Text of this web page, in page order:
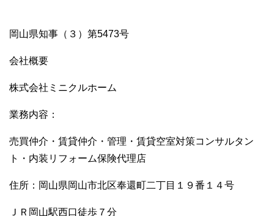
岡山県知事（３）第5473号
会社概要
株式会社ミニクルホーム
業務内容：
売買仲介・賃貸仲介・管理・賃貸空室対策コンサルタン
ト・内装リフォーム保険代理店
住所：岡山県岡山市北区奉還町二丁目１９番１４号
ＪＲ岡山駅西口徒歩７分